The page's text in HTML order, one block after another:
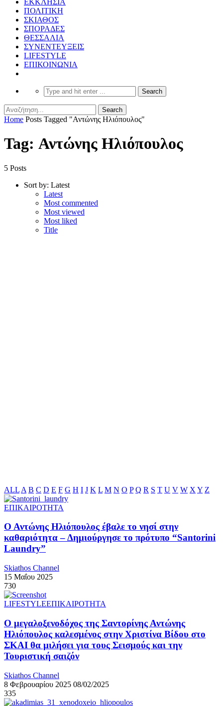
ΠΟΛΙΤΙΚΗ
ΣΚΙΑΘΟΣ
ΣΠΟΡΑΔΕΣ
ΘΕΣΣΑΛΙΑ
ΣΥΝΕΝΤΕΥΞΕΙΣ
LIFESTYLE
ΕΠΙΚΟΙΝΩΝΙΑ
Home Posts Tagged "Αντώνης Ηλιόπουλος"
Tag: Αντώνης Ηλιόπουλος
5 Posts
Sort by: Latest
Latest
Most commented
Most viewed
Most liked
Title
ALL A B C D E F G H I J K L M N O P Q R S T U V W X Y Z
ΕΠΙΚΑΙΡΟΤΗΤΑ
Ο Αντώνης Ηλιόπουλος έβαλε το νησί στην
καθαριότητα – Δημιούργησε το πρότυπο “Santorini
Laundry”
Skiathos Channel
15 Μαΐου 2025
730
LIFESTYLEΕΠΙΚΑΙΡΟΤΗΤΑ
Ο μεγαλοξενοδόχος της Σαντορίνης Αντώνης
Ηλιόπουλος καλεσμένος στην Χριστίνα Βίδου στο
ΣΚΑΙ θα μιλήσει για τους Σεισμούς και την
Τουριστική σαιζόν
Skiathos Channel
8 Φεβρουαρίου 2025 08/02/2025
335